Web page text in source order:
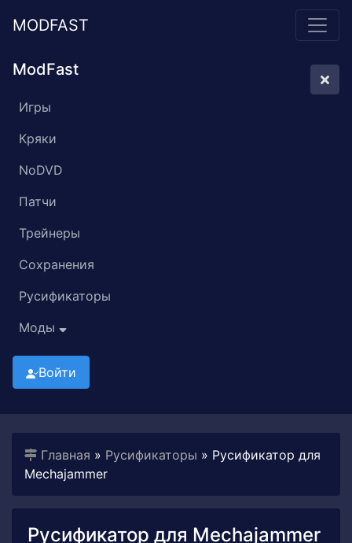
MODFAST
ModFast
Игры
Кряки
NoDVD
Патчи
Трейнеры
Сохранения
Русификаторы
Моды
Войти
Главная » Русификаторы » Русификатор для
Mechajammer
Русификатор для Mechajammer